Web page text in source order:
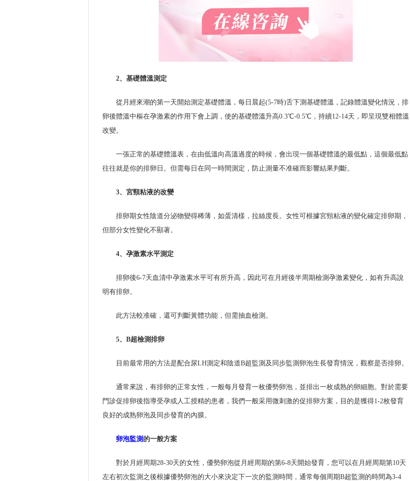
2、基礎體溫測定
從月經來潮的第一天開始測定基礎體溫，每日晨起(5-7時)舌下測基礎體溫，記錄體溫變化情況，排
卵後體溫中樞在孕激素的作用下會上調，使的基礎體溫升高0.3℃-0.5℃，持續12-14天，即呈現雙相體溫
改變。
一張正常的基礎體溫表，在由低溫向高溫過度的時候，會出現一個基礎體溫的最低點，這個最低點
往往就是你的排卵日。但需每日在同一時間測定，防止測量不准確而影響結果判斷。
3、宮頸粘液的改變
排卵期女性陰道分泌物變得稀薄，如蛋清樣，拉絲度長。女性可根據宮頸粘液的變化確定排卵期，
但部分女性變化不顯著。
4、孕激素水平測定
排卵後6-7天血清中孕激素水平可有所升高，因此可在月經後半周期檢測孕激素變化，如有升高說
明有排卵。
此方法較准確，還可判斷黃體功能，但需抽血檢測。
5、B超檢測排卵
目前最常用的方法是配合尿LH測定和陰道B超監測及同步監測卵泡生長發育情況，觀察是否排卵。
通常來說，有排卵的正常女性，一般每月發育一枚優勢卵泡，並排出一枚成熟的卵細胞。對於需要
門診促排卵後指導受孕或人工授精的患者，我們一般采用微刺激的促排卵方案，目的是獲得1-2枚發育
良好的成熟卵泡及同步發育的內膜。
卵泡監測 的一般方案
對於月經周期28-30天的女性，優勢卵泡從月經周期的第6-8天開始發育，您可以在月經周期第10天
左右初次監測之後根據優勢卵泡的大小來決定下一次的監測時間，通常每個周期B超監測的時間為3-4